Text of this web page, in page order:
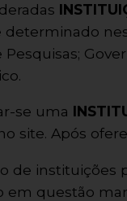
Pesquisas;
se uma
site. Após
de instituições
em questão